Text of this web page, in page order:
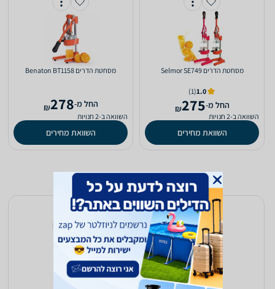
מסחטת ‏הדרים Selmor SE749
1.0
(1)
‫החל מ-275
₪
השוואה ב-2 חנויות
השוואת מחירים
מסחטת ‏הדרים Benaton BT1158
‫החל מ-278
₪
השוואה ב-2 חנויות
השוואת מחירים